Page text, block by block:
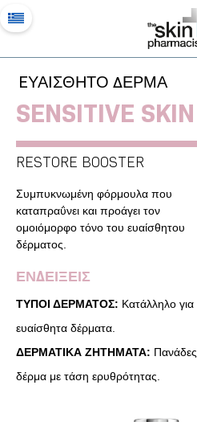
EΥΑΙΣΘΗΤΟ ΔΕΡΜΑ
SENSITIVE SKIN
RESTORE BOOSTER
Συμπυκνωμένη φόρμουλα που
καταπραΰνει και προάγει τον
ομοιόμορφο τόνο του ευαίσθητου
δέρματος.
ΕΝΔΕΙΞΕΙΣ
ΤΥΠΟΙ ΔΕΡΜΑΤΟΣ: Κατάλληλο για
ευαίσθητα δέρματα.
ΔΕΡΜΑΤΙΚΑ ΖΗΤΗΜΑΤΑ: Πανάδες,
δέρμα με τάση ερυθρότητας.